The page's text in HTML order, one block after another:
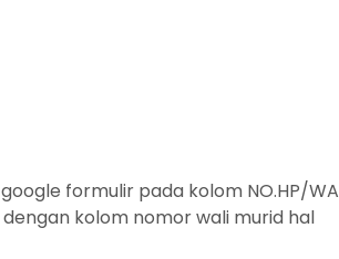
formulir pada kolom NO.HP/WA
kolom nomor wali murid hal